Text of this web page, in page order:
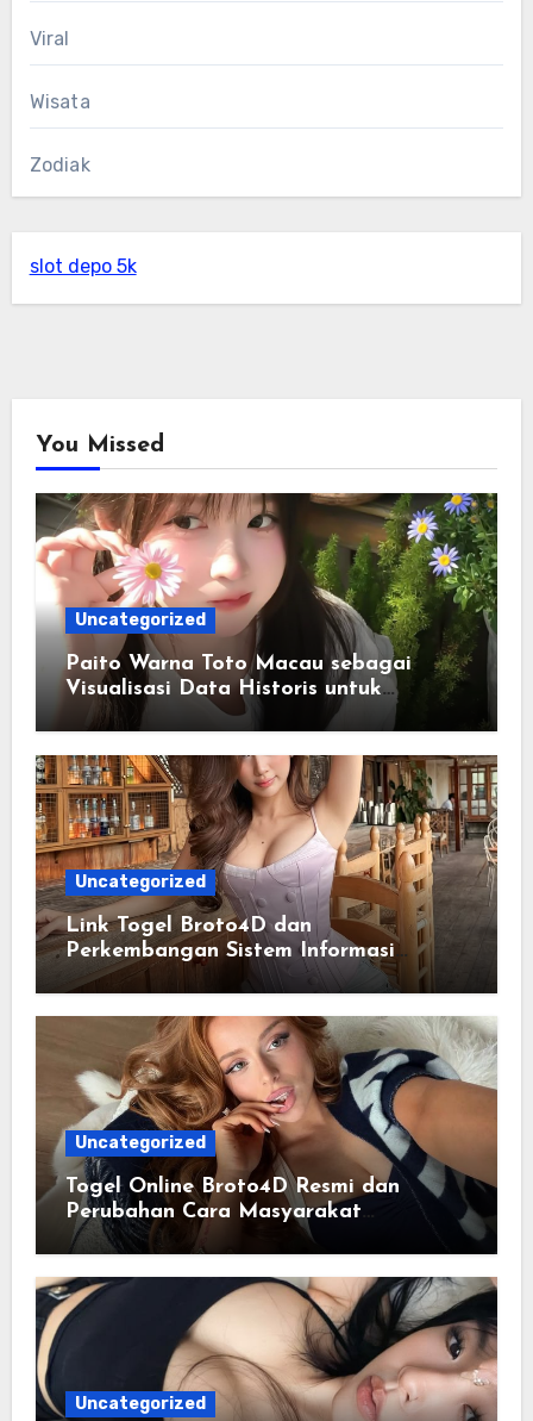
Viral
Wisata
Zodiak
slot depo 5k
You Missed
Uncategorized
Paito Warna Toto Macau sebagai
Visualisasi Data Historis untuk
Memahami Informasi Secara Lebih
Uncategorized
Link Togel Broto4D dan
Perkembangan Sistem Informasi
Digital Masa Kini
Uncategorized
Togel Online Broto4D Resmi dan
Perubahan Cara Masyarakat
Mengakses Informasi Berbasis Data
Uncategorized